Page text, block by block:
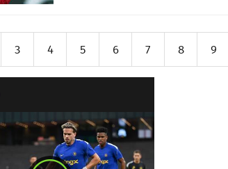
3 4 5 6 7 8 9